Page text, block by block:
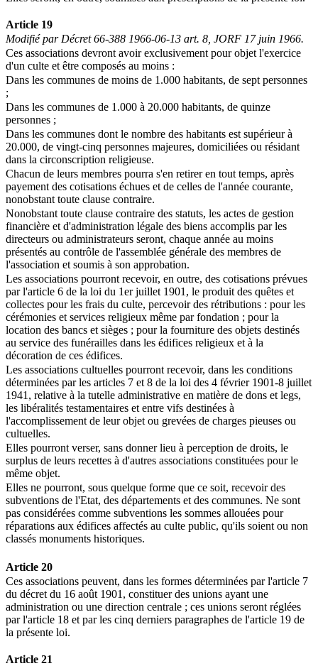
Article 19
Modifié par Décret 66-388 1966-06-13 art. 8, JORF 17 juin 1966.
Ces associations devront avoir exclusivement pour objet l'exercice
d'un culte et être composés au moins :
Dans les communes de moins de 1.000 habitants, de sept personnes
;
Dans les communes de 1.000 à 20.000 habitants, de quinze
personnes ;
Dans les communes dont le nombre des habitants est supérieur à
20.000, de vingt-cinq personnes majeures, domiciliées ou résidant
dans la circonscription religieuse.
Chacun de leurs membres pourra s'en retirer en tout temps, après
payement des cotisations échues et de celles de l'année courante,
nonobstant toute clause contraire.
Nonobstant toute clause contraire des statuts, les actes de gestion
financière et d'administration légale des biens accomplis par les
directeurs ou administrateurs seront, chaque année au moins
présentés au contrôle de l'assemblée générale des membres de
l'association et soumis à son approbation.
Les associations pourront recevoir, en outre, des cotisations prévues
par l'article 6 de la loi du 1er juillet 1901, le produit des quêtes et
collectes pour les frais du culte, percevoir des rétributions : pour les
cérémonies et services religieux même par fondation ; pour la
location des bancs et sièges ; pour la fourniture des objets destinés
au service des funérailles dans les édifices religieux et à la
décoration de ces édifices.
Les associations cultuelles pourront recevoir, dans les conditions
déterminées par les articles 7 et 8 de la loi des 4 février 1901-8 juillet
1941, relative à la tutelle administrative en matière de dons et legs,
les libéralités testamentaires et entre vifs destinées à
l'accomplissement de leur objet ou grevées de charges pieuses ou
cultuelles.
Elles pourront verser, sans donner lieu à perception de droits, le
surplus de leurs recettes à d'autres associations constituées pour le
même objet.
Elles ne pourront, sous quelque forme que ce soit, recevoir des
subventions de l'Etat, des départements et des communes. Ne sont
pas considérées comme subventions les sommes allouées pour
réparations aux édifices affectés au culte public, qu'ils soient ou non
classés monuments historiques.
Article 20
Ces associations peuvent, dans les formes déterminées par l'article 7
du décret du 16 août 1901, constituer des unions ayant une
administration ou une direction centrale ; ces unions seront réglées
par l'article 18 et par les cinq derniers paragraphes de l'article 19 de
la présente loi.
Article 21